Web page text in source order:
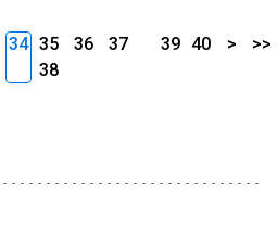
34 35 36
37
38
39 40 > >>